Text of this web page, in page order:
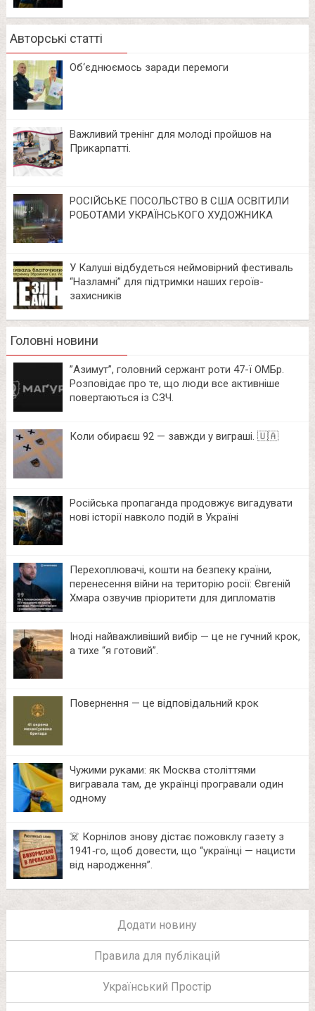
Авторські статті
Об‘єднюємось заради перемоги
Важливий тренінг для молоді пройшов на
Прикарпатті.
РОСІЙСЬКЕ ПОСОЛЬСТВО В США ОСВІТИЛИ
РОБОТАМИ УКРАЇНСЬКОГО ХУДОЖНИКА
У Калуші відбудеться неймовірний фестиваль
“Назламні” для підтримки наших героїв-
захисників
Головні новини
⁨”Азимут”, головний сержант роти 47-ї ОМБр.
Розповідає про те, що люди все активніше
повертаються із СЗЧ.
Коли обираєш 92 — завжди у виграші. 🇺🇦
Російська пропаганда продовжує вигадувати
нові історії навколо подій в Україні
Перехоплювачі, кошти на безпеку країни,
перенесення війни на територію росії: Євгеній
Хмара озвучив пріоритети для дипломатів
Іноді найважливіший вибір — це не гучний крок,
а тихе “я готовий”.
Повернення — це відповідальний крок
Чужими руками: як Москва століттями
вигравала там, де українці програвали один
одному
☠️ Корнілов знову дістає пожовклу газету з
1941‑го, щоб довести, що “українці — нацисти
від народження”.
Додати новину
Правила для публікацій
Український Простір